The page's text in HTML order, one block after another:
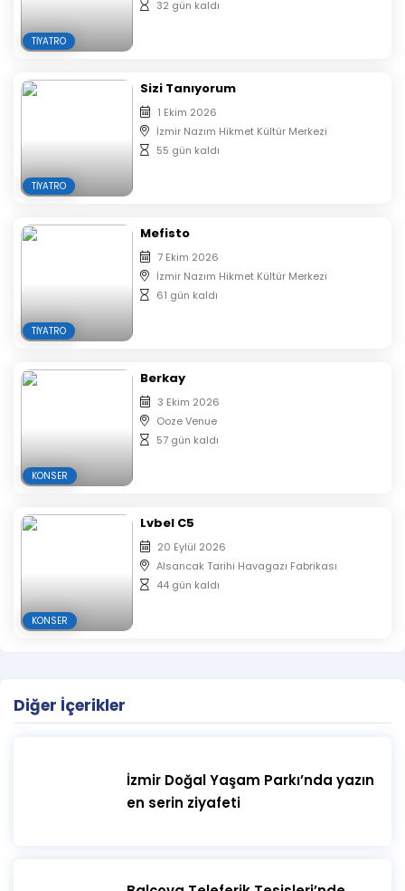
TIYATRO
32 gün kaldı
TIYATRO
Sizi Tanıyorum
1 Ekim 2026
İzmir Nazım Hikmet Kültür Merkezi
55 gün kaldı
TIYATRO
Mefisto
7 Ekim 2026
İzmir Nazım Hikmet Kültür Merkezi
61 gün kaldı
KONSER
Berkay
3 Ekim 2026
Ooze Venue
57 gün kaldı
KONSER
Lvbel C5
20 Eylül 2026
Alsancak Tarihi Havagazı Fabrikası
44 gün kaldı
Diğer İçerikler
İzmir Doğal Yaşam Parkı’nda yazın
en serin ziyafeti